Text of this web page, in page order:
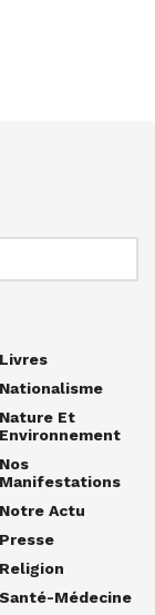
Livres
Nationalisme
Nature Et
Environnement
Nos
Manifestations
Notre Actu
Presse
Religion
Santé-Médecine